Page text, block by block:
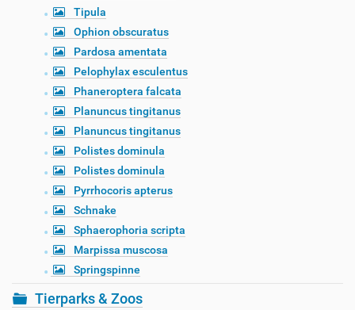
Tipula
Ophion obscuratus
Pardosa amentata
Pelophylax esculentus
Phaneroptera falcata
Planuncus tingitanus
Planuncus tingitanus
Polistes dominula
Polistes dominula
Pyrrhocoris apterus
Schnake
Sphaerophoria scripta
Marpissa muscosa
Springspinne
Tierparks & Zoos